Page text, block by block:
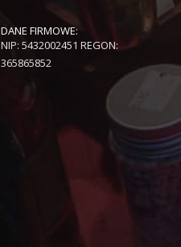
DANE FIRMOWE:
NIP: 5432002451 REGON:
365865852